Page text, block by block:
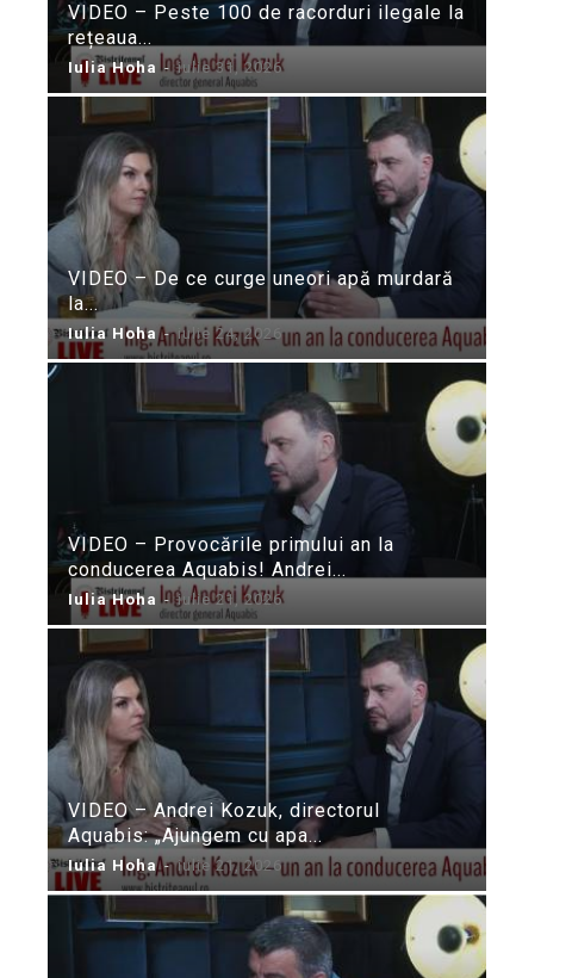
VIDEO – Peste 100 de racorduri ilegale la
rețeaua...
Iulia Hoha - iulie 31, 2026
VIDEO – De ce curge uneori apă murdară
la...
Iulia Hoha - iulie 24, 2026
VIDEO – Provocările primului an la
conducerea Aquabis! Andrei...
Iulia Hoha - iulie 21, 2026
VIDEO – Andrei Kozuk, directorul
Aquabis: „Ajungem cu apa...
Iulia Hoha - iulie 21, 2026